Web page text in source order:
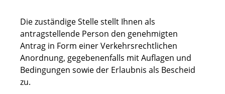
Die zuständige Stelle stellt Ihnen als
antragstellende Person den genehmigten
Antrag in Form einer Verkehrsrechtlichen
Anordnung, gegebenenfalls mit Auflagen und
Bedingungen sowie der Erlaubnis als Bescheid
zu.